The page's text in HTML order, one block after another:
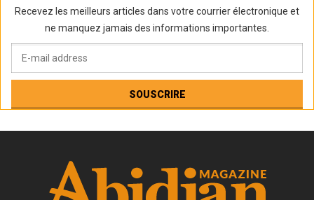
Recevez les meilleurs articles dans votre courrier électronique et
ne manquez jamais des informations importantes.